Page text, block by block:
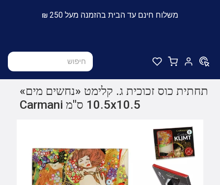
משלוח חינם עד הבית בהזמנה מעל 250 ₪
תחתית כוס זכוכית ג. קלימט «נחשים מים»
10.5x10.5 ס"מ Carmani